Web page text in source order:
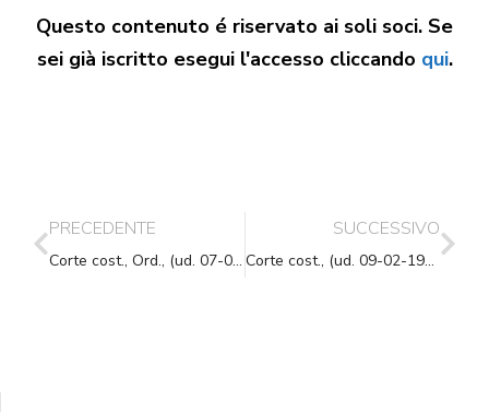
Questo contenuto é riservato ai soli soci. Se
sei già iscritto esegui l'accesso cliccando qui.
PRECEDENTE
Corte cost., Ord., (ud. 07-07-1988) 26-07-1988, n. 908
SUCCESSIVO
Corte cost., (ud. 09-02-1989) 23-02-1989, n. 57